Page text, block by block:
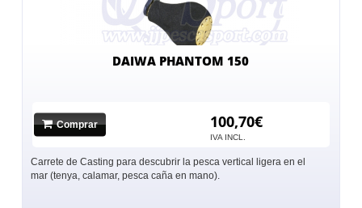
DAIWA PHANTOM 150
Comprar 100,70€
IVA INCL.
Carrete de Casting para descubrir la pesca vertical ligera en el
mar (tenya, calamar, pesca caña en mano).